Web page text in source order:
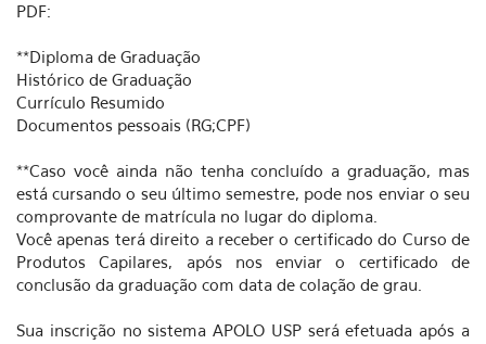
PDF:
**Diploma de Graduação
Histórico de Graduação
Currículo Resumido
Documentos pessoais (RG;CPF)
**Caso você ainda não tenha concluído a graduação, mas
está cursando o seu último semestre, pode nos enviar o seu
comprovante de matrícula no lugar do diploma.
Você apenas terá direito a receber o certificado do Curso de
Produtos Capilares, após nos enviar o certificado de
conclusão da graduação com data de colação de grau.
Sua inscrição no sistema APOLO USP será efetuada após a